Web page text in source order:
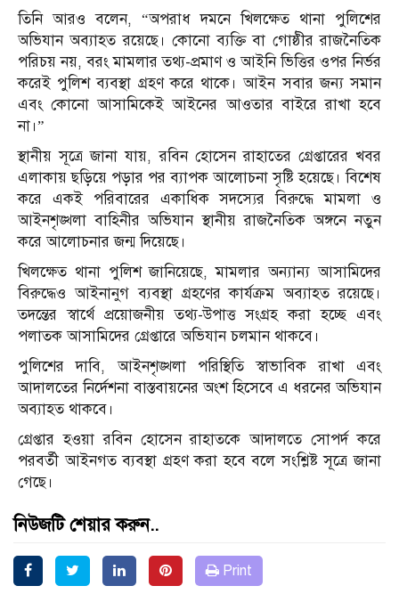
তিনি আরও বলেন, “অপরাধ দমনে খিলক্ষেত থানা পুলিশের
অভিযান অব্যাহত রয়েছে। কোনো ব্যক্তি বা গোষ্ঠীর রাজনৈতিক
পরিচয় নয়, বরং মামলার তথ্য-প্রমাণ ও আইনি ভিত্তির ওপর নির্ভর
করেই পুলিশ ব্যবস্থা গ্রহণ করে থাকে। আইন সবার জন্য সমান
এবং কোনো আসামিকেই আইনের আওতার বাইরে রাখা হবে
না।”
স্থানীয় সূত্রে জানা যায়, রবিন হোসেন রাহাতের গ্রেপ্তারের খবর
এলাকায় ছড়িয়ে পড়ার পর ব্যাপক আলোচনা সৃষ্টি হয়েছে। বিশেষ
করে একই পরিবারের একাধিক সদস্যের বিরুদ্ধে মামলা ও
আইনশৃঙ্খলা বাহিনীর অভিযান স্থানীয় রাজনৈতিক অঙ্গনে নতুন
করে আলোচনার জন্ম দিয়েছে।
খিলক্ষেত থানা পুলিশ জানিয়েছে, মামলার অন্যান্য আসামিদের
বিরুদ্ধেও আইনানুগ ব্যবস্থা গ্রহণের কার্যক্রম অব্যাহত রয়েছে।
তদন্তের স্বার্থে প্রয়োজনীয় তথ্য-উপাত্ত সংগ্রহ করা হচ্ছে এবং
পলাতক আসামিদের গ্রেপ্তারে অভিযান চলমান থাকবে।
পুলিশের দাবি, আইনশৃঙ্খলা পরিস্থিতি স্বাভাবিক রাখা এবং
আদালতের নির্দেশনা বাস্তবায়নের অংশ হিসেবে এ ধরনের অভিযান
অব্যাহত থাকবে।
গ্রেপ্তার হওয়া রবিন হোসেন রাহাতকে আদালতে সোপর্দ করে
পরবর্তী আইনগত ব্যবস্থা গ্রহণ করা হবে বলে সংশ্লিষ্ট সূত্রে জানা
গেছে।
নিউজটি শেয়ার করুন..
Print